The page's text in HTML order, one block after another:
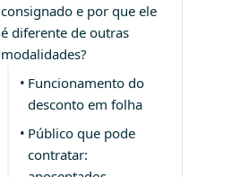
consignado e por que ele
é diferente de outras
modalidades?
Funcionamento do
desconto em folha
Público que pode
contratar: